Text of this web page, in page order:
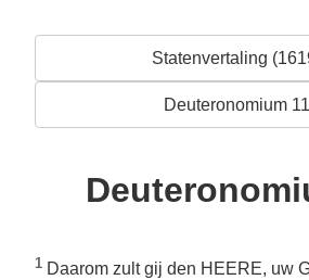
Statenvertaling
Deuteronomium
1 Daarom zult gij den HEERE, uw